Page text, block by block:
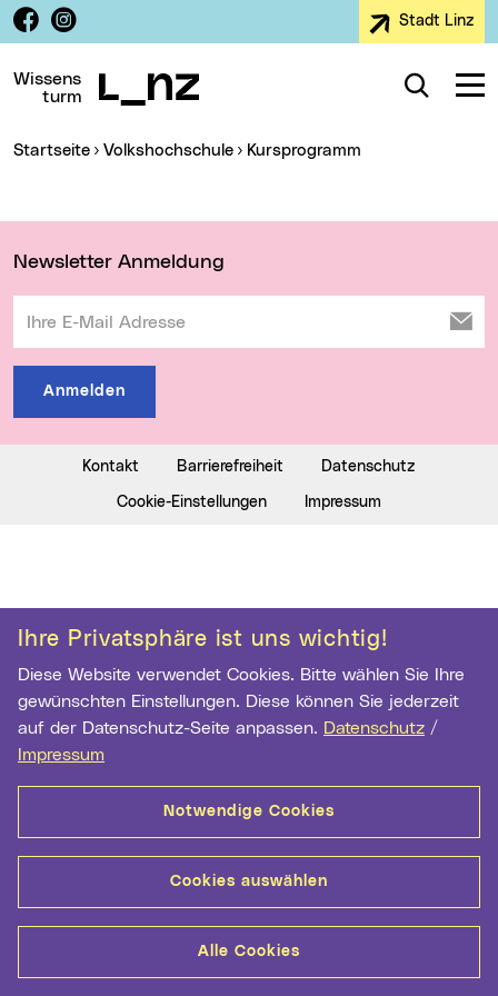
Zur Navigation
Zum Inhalt
Zur Suche
Ihre Privatsphäre ist uns wichtig!
Diese Website verwendet Cookies. Bitte wählen Sie Ihre
gewünschten Einstellungen. Diese können Sie jederzeit
auf der Datenschutz-Seite anpassen. Datenschutz /
Impressum
Notwendige Cookies
Cookies auswählen
Alle Cookies
Facebook
Instagram Stadt Linz
Wissens
turm
Suche
Sie sind hier:
Startseite Volkshochschule Kursprogramm
Newsletter Anmeldung
Anmelden
Kontakt Barrierefreiheit Datenschutz
Cookie-Einstellungen Impressum